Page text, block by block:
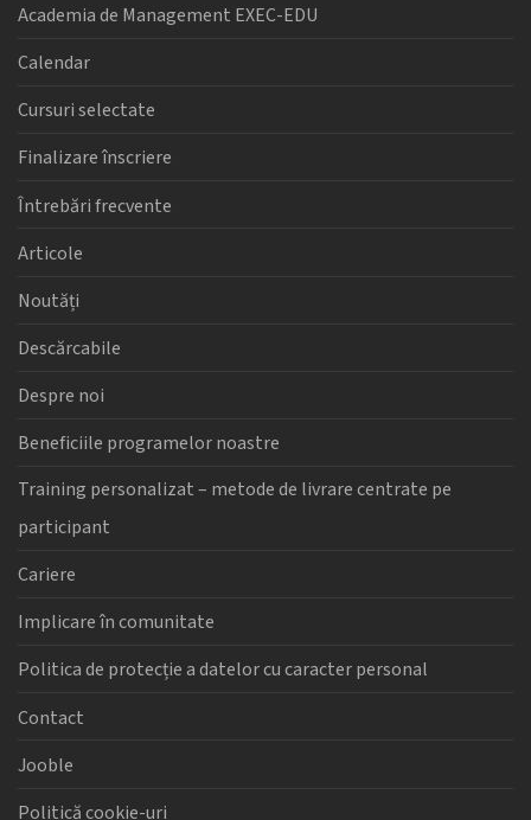
Academia de Management EXEC-EDU
Calendar
Cursuri selectate
Finalizare înscriere
Întrebări frecvente
Articole
Noutăți
Descărcabile
Despre noi
Beneficiile programelor noastre
Training personalizat – metode de livrare centrate pe
participant
Cariere
Implicare în comunitate
Politica de protecție a datelor cu caracter personal
Contact
Jooble
Politică cookie-uri